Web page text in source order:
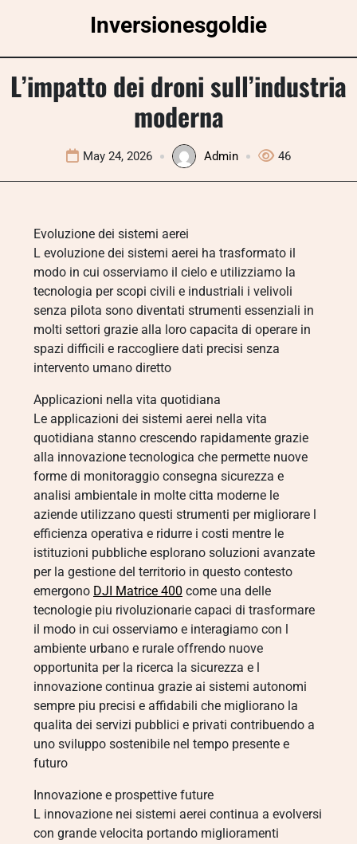
Inversionesgoldie
L’impatto dei droni sull’industria
moderna
May 24, 2026 Admin 46
Evoluzione dei sistemi aerei
L evoluzione dei sistemi aerei ha trasformato il
modo in cui osserviamo il cielo e utilizziamo la
tecnologia per scopi civili e industriali i velivoli
senza pilota sono diventati strumenti essenziali in
molti settori grazie alla loro capacita di operare in
spazi difficili e raccogliere dati precisi senza
intervento umano diretto
Applicazioni nella vita quotidiana
Le applicazioni dei sistemi aerei nella vita
quotidiana stanno crescendo rapidamente grazie
alla innovazione tecnologica che permette nuove
forme di monitoraggio consegna sicurezza e
analisi ambientale in molte citta moderne le
aziende utilizzano questi strumenti per migliorare l
efficienza operativa e ridurre i costi mentre le
istituzioni pubbliche esplorano soluzioni avanzate
per la gestione del territorio in questo contesto
emergono DJI Matrice 400 come una delle
tecnologie piu rivoluzionarie capaci di trasformare
il modo in cui osserviamo e interagiamo con l
ambiente urbano e rurale offrendo nuove
opportunita per la ricerca la sicurezza e l
innovazione continua grazie ai sistemi autonomi
sempre piu precisi e affidabili che migliorano la
qualita dei servizi pubblici e privati contribuendo a
uno sviluppo sostenibile nel tempo presente e
futuro
Innovazione e prospettive future
L innovazione nei sistemi aerei continua a evolversi
con grande velocita portando miglioramenti